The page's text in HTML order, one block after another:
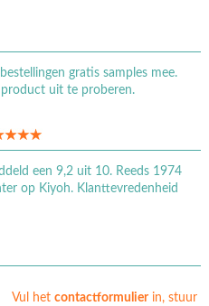
gratis samples mee.
product uit te proberen.
een 9,2 uit 10. Reeds 1974
op Kiyoh. Klanttevredenheid
Vul hetcontactformulierin, stuur